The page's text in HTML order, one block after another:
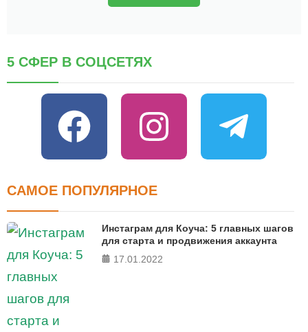
5 СФЕР В СОЦСЕТЯХ
САМОЕ ПОПУЛЯРНОЕ
Инстаграм для Коуча: 5 главных шагов
для старта и продвижения аккаунта
17.01.2022